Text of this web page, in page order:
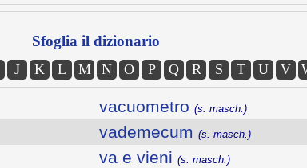
Sfoglia il dizionario
J K L M N O P Q R S T U V
vacuometro (s. masch.)
vademecum (s. masch.)
va e vieni (s. masch.)